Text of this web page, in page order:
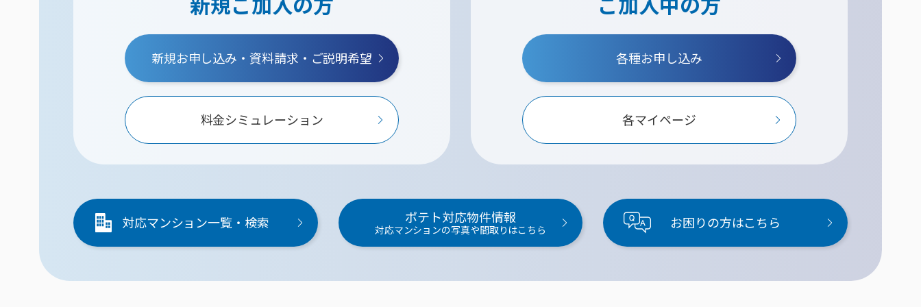
新規お申し込み・資料請求・ご説明希望
料金シミュレーション
各種お申し込み
各マイページ
対応マンション一覧・検索 ポテト対応物件情報
対応マンションの写真や間取りはこちら お困りの方はこちら